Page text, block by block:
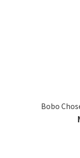
Bobo